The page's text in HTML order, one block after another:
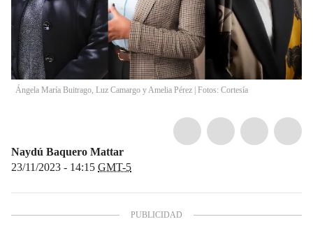
Ángela María Buitrago, Luz Camargo y Amelia Pérez | Fotos: Cortesía
Naydú Baquero Mattar
23/11/2023 - 14:15 GMT-5